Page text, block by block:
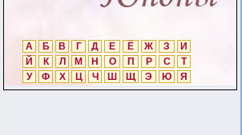
А Б В Г Д Е Ё Ж З
И
Й
К Л М Н О П Р С
Т
У
Ф Х Ц Ч Ш Щ Э Ю Я